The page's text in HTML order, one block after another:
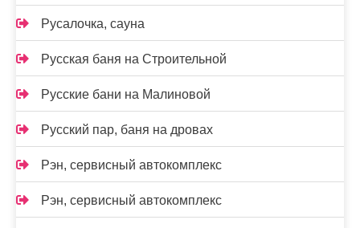
Русалочка, сауна
Русская баня на Строительной
Русские бани на Малиновой
Русский пар, баня на дровах
Рэн, сервисный автокомплекс
Рэн, сервисный автокомплекс